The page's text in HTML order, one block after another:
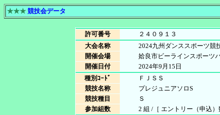
★★★ 競技会データ
許可番号
２４０９１３
大会名称
2024九州ダンススポーツ競
開催会場
姶良市ビーラインスポーツ
開催日付
2024年9月15日
種別ｺｰﾄﾞ
ＦＪＳＳ
競技名称
プレジュニアソロS
競技種目
Ｓ
参加組数
2 組 /［ エントリー（申込）